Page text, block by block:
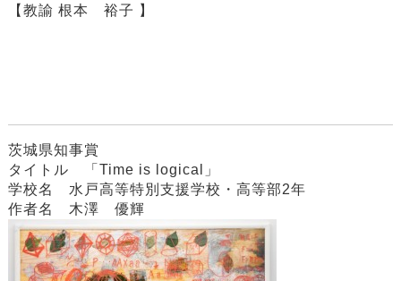
【教諭 根本 裕子 】
茨城県知事賞
タイトル 「Time is logical」
学校名 水戸高等特別支援学校・高等部2年
作者名 木澤 優輝